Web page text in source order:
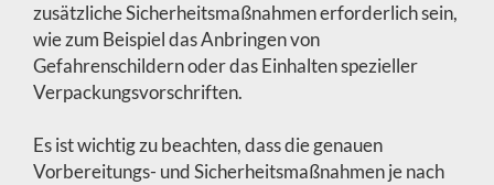
zusätzliche Sicherheitsmaßnahmen erforderlich sein,
wie zum Beispiel das Anbringen von
Gefahrenschildern oder das Einhalten spezieller
Verpackungsvorschriften.
Es ist wichtig zu beachten, dass die genauen
Vorbereitungs- und Sicherheitsmaßnahmen je nach